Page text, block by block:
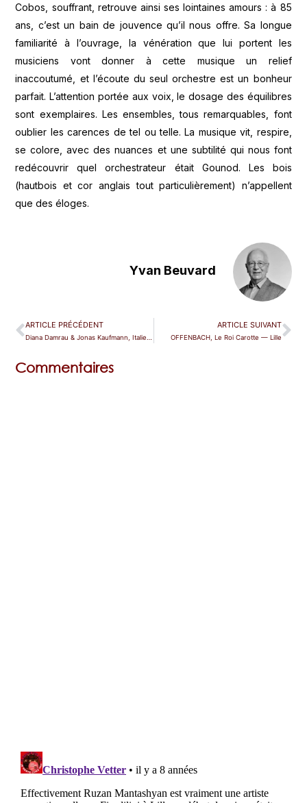
Cobos, souffrant, retrouve ainsi ses lointaines amours : à 85
ans, c’est un bain de jouvence qu’il nous offre. Sa longue
familiarité à l’ouvrage, la vénération que lui portent les
musiciens vont donner à cette musique un relief
inaccoutumé, et l’écoute du seul orchestre est un bonheur
parfait. L’attention portée aux voix, le dosage des équilibres
sont exemplaires. Les ensembles, tous remarquables, font
oublier les carences de tel ou telle. La musique vit, respire,
se colore, avec des nuances et une subtilité qui nous font
redécouvrir quel orchestrateur était Gounod. Les bois
(hautbois et cor anglais tout particulièrement) n’appellent
que des éloges.
Yvan Beuvard
ARTICLE PRÉCÉDENT
Diana Damrau & Jonas Kaufmann, Italienisches Liederbuch — Baden-Baden
ARTICLE SUIVANT
OFFENBACH, Le Roi Carotte — Lille
Commentaires